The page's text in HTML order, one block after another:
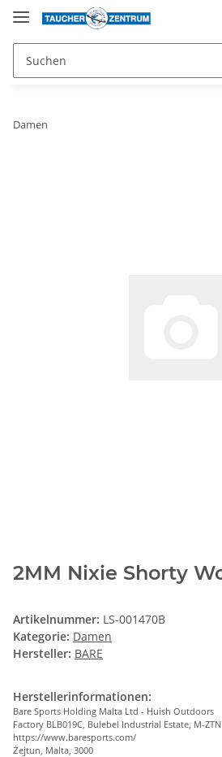
Damen
2MM Nixie Shorty
Artikelnummer: LS-001470B
Kategorie: Damen
Hersteller: BARE
Herstellerinformationen:
Bare Sports Holding Malta Ltd - Huish Outdoors
Factory BLB019C, Bulebel Industrial Estate, M-ZTN
https://www.baresports.com/
Żejtun, Malta, 3000